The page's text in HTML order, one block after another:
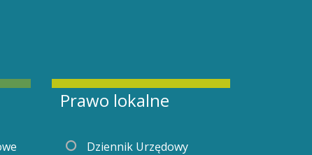
Prawo lokalne
Dziennik Urzędowy